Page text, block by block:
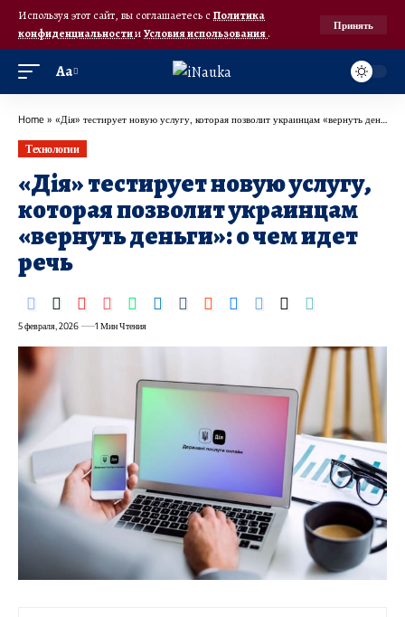
Используя этот сайт, вы соглашаетесь с Политика
конфиденциальностииУсловия использования.
Принять
Аа
Home » «Дія» тестирует новую услугу, которая позволит украинцам «вернуть деньги»: о чем идет речь
Технологии
«Дія» тестирует новую услугу,
которая позволит украинцам
«вернуть деньги»: о чем идет
речь
5 февраля, 2026 1 Мин Чтения